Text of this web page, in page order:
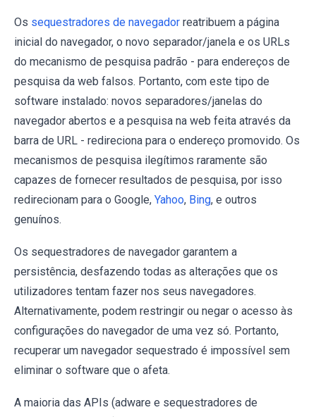
Os sequestradores de navegador reatribuem a página
inicial do navegador, o novo separador/janela e os URLs
do mecanismo de pesquisa padrão - para endereços de
pesquisa da web falsos. Portanto, com este tipo de
software instalado: novos separadores/janelas do
navegador abertos e a pesquisa na web feita através da
barra de URL - redireciona para o endereço promovido. Os
mecanismos de pesquisa ilegítimos raramente são
capazes de fornecer resultados de pesquisa, por isso
redirecionam para o Google, Yahoo, Bing, e outros
genuínos.
Os sequestradores de navegador garantem a
persistência, desfazendo todas as alterações que os
utilizadores tentam fazer nos seus navegadores.
Alternativamente, podem restringir ou negar o acesso às
configurações do navegador de uma vez só. Portanto,
recuperar um navegador sequestrado é impossível sem
eliminar o software que o afeta.
A maioria das APIs (adware e sequestradores de